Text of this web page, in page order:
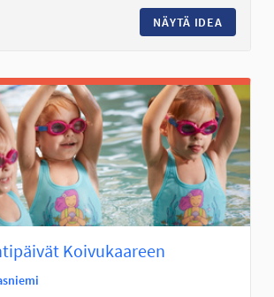
NÄYTÄ IDEA
Koivukaareen